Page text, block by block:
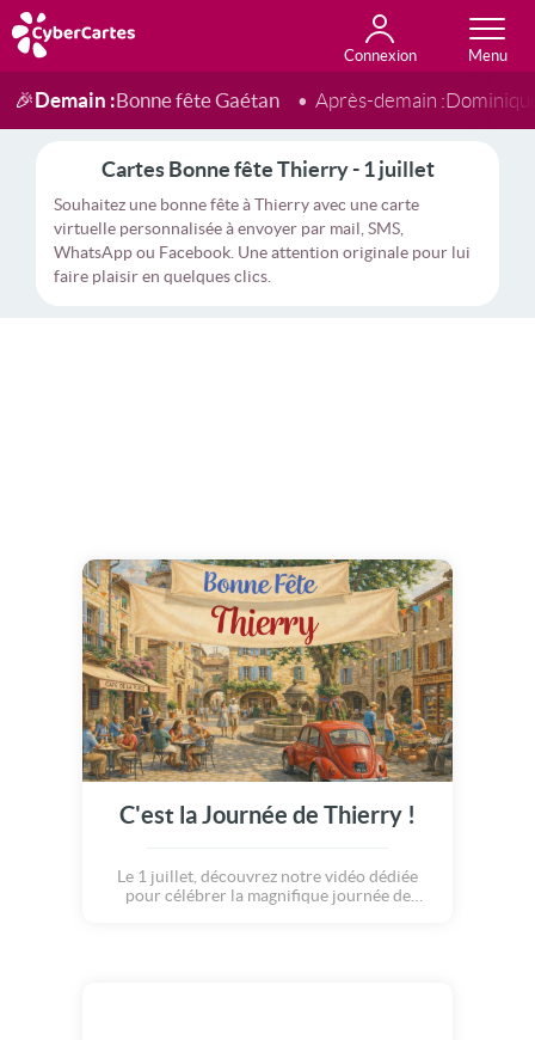
Connexion
Anniversaire
Fête du jour
Amour
Amitié
Merci
Toutes les cartes
🎉Demain :Bonne fête Gaétan Après-demain :
Cartes Bonne fête Thierry - 1 juillet
Souhaitez une bonne fête à Thierry avec une carte
virtuelle personnalisée à envoyer par mail, SMS,
WhatsApp ou Facebook. Une attention originale pour lui
faire plaisir en quelques clics.
C'est la Journée de Thierry !
Le 1 juillet, découvrez notre vidéo dédiée
pour célébrer la magnifique journée de